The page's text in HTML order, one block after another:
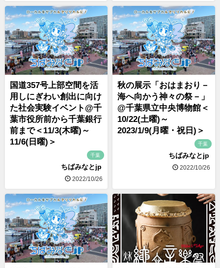
国道357号上部空間を活
用しにぎわい創出に向け
た社会実験イベント@千
葉市役所前から千葉銀行
前まで＜11/3(木曜)～
11/6(日曜)＞
千葉
ちばみなとjp
2022/10/26
秋の展示「おはまおり－
海へ向かう神々の祭－」
@千葉県立中央博物館＜
10/22(土曜)～
2023/1/9(月曜・祝日)＞
千葉
ちばみなとjp
2022/10/26